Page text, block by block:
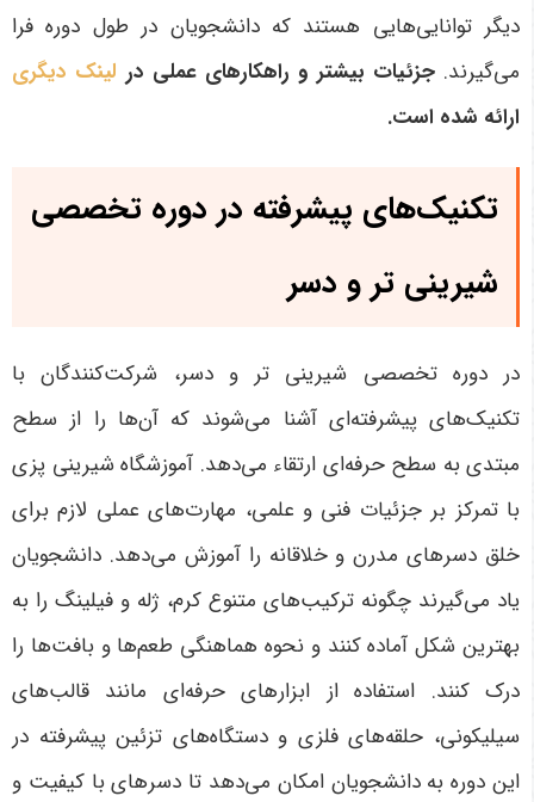
دیگر توانایی‌هایی هستند که دانشجویان در طول دوره فرا
می‌گیرند.جزئیات بیشتر و راهکارهای عملی در لینک دیگری
ارائه شده است.
تکنیک‌های پیشرفته در دوره تخصصی
شیرینی تر و دسر
در دوره تخصصی شیرینی تر و دسر، شرکت‌کنندگان با
تکنیک‌های پیشرفته‌ای آشنا می‌شوند که آن‌ها را از سطح
مبتدی به سطح حرفه‌ای ارتقاء می‌دهد. آموزشگاه شیرینی پزی
با تمرکز بر جزئیات فنی و علمی، مهارت‌های عملی لازم برای
خلق دسرهای مدرن و خلاقانه را آموزش می‌دهد. دانشجویان
یاد می‌گیرند چگونه ترکیب‌های متنوع کرم، ژله و فیلینگ را به
بهترین شکل آماده کنند و نحوه هماهنگی طعم‌ها و بافت‌ها را
درک کنند. استفاده از ابزارهای حرفه‌ای مانند قالب‌های
سیلیکونی، حلقه‌های فلزی و دستگاه‌های تزئین پیشرفته در
این دوره به دانشجویان امکان می‌دهد تا دسرهای با کیفیت و